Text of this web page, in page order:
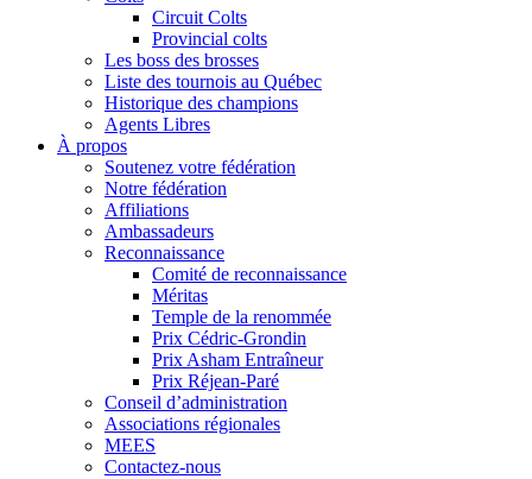
Circuit Colts
Provincial colts
Les boss des brosses
Liste des tournois au Québec
Historique des champions
Agents Libres
À propos
Soutenez votre fédération
Notre fédération
Affiliations
Ambassadeurs
Reconnaissance
Comité de reconnaissance
Méritas
Temple de la renommée
Prix Cédric-Grondin
Prix Asham Entraîneur
Prix Réjean-Paré
Conseil d’administration
Associations régionales
MEES
Contactez-nous